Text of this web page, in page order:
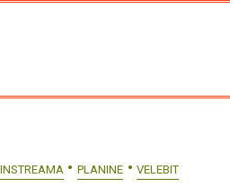
PLANINE VELEBIT